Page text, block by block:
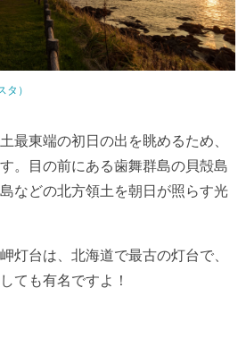
）
最東端の初日の出を眺めるため、
。目の前にある歯舞群島の貝殻島
などの北方領土を朝日が照らす光
灯台は、北海道で最古の灯台で、
ても有名ですよ！